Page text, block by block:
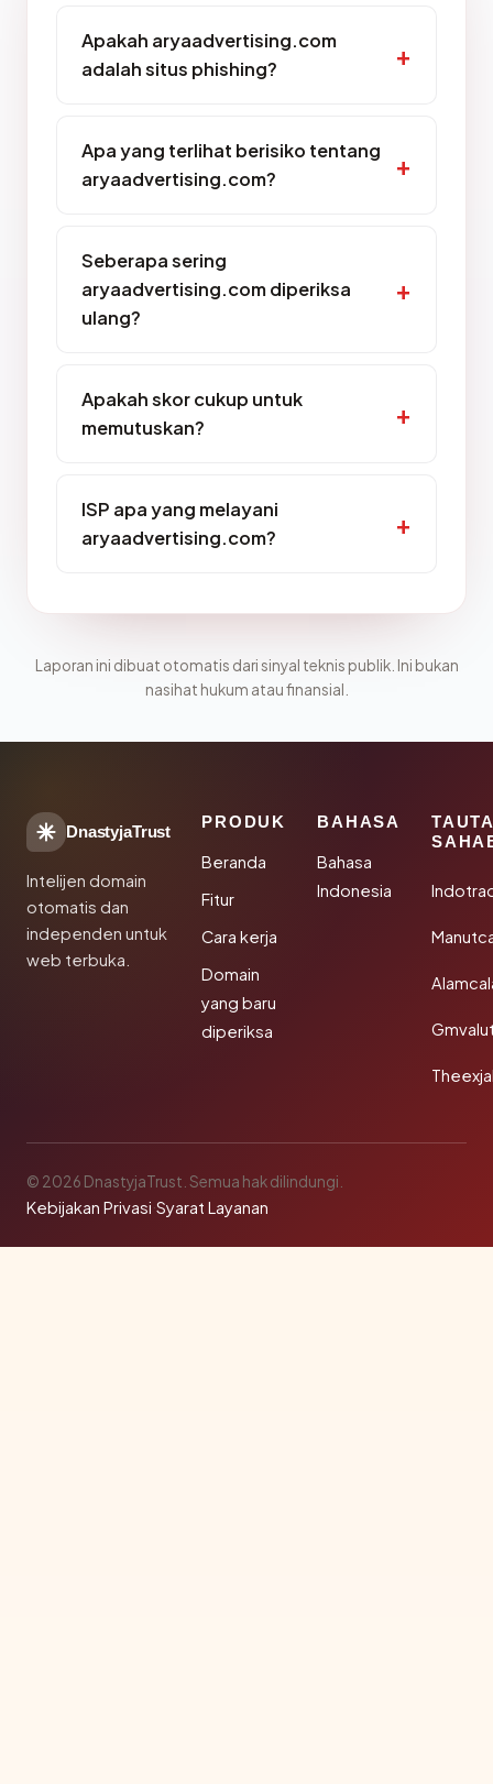
Apakah aryaadvertising.com
adalah situs phishing?
Apa yang terlihat berisiko tentang
aryaadvertising.com?
Seberapa sering
aryaadvertising.com diperiksa
ulang?
Apakah skor cukup untuk
memutuskan?
ISP apa yang melayani
aryaadvertising.com?
Laporan ini dibuat otomatis dari sinyal teknis publik. Ini bukan
nasihat hukum atau finansial.
DnastyjaTrust
Intelijen domain
otomatis dan
independen untuk
web terbuka.
PRODUK
Beranda
Fitur
Cara kerja
Domain
yang baru
diperiksa
BAHASA
Bahasa
Indonesia
© 2026 DnastyjaTrust. Semua hak dilindungi.
Kebijakan Privasi·Syarat Layanan